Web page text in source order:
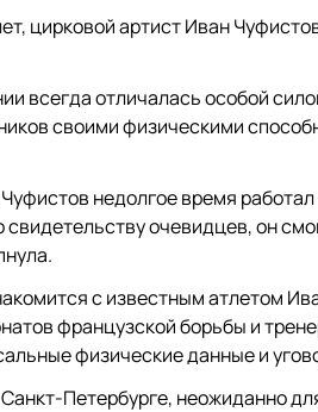
цирковой артист Иван
всегда отличалась особой
своими физическими
недолгое время
очевидцев, он
с известным атлетом
французской борьбы и
физические данные и
Петербурге, неожиданно